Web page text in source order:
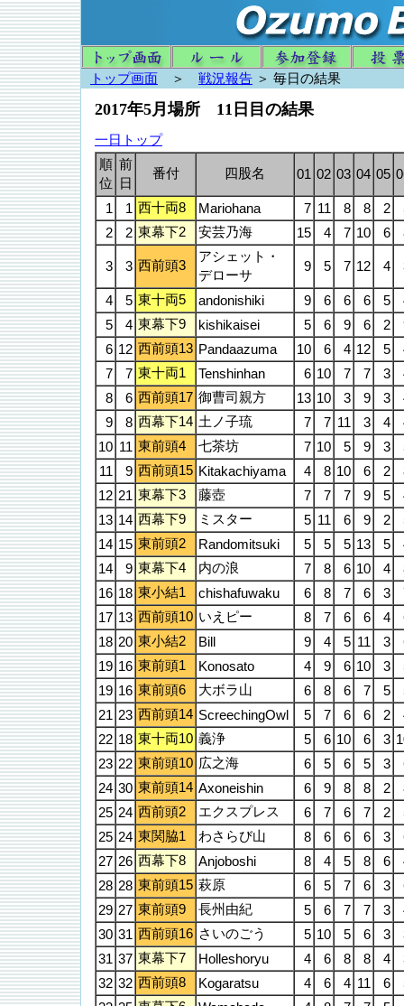
トップ画面 ＞ 戦況報告 ＞ 毎日の結果
2017年5月場所 11日目の結果
一日トップ
順
位
前
日
番付 四股名 01 02 03 04 05
1 1 西十両8 Mariohana 7 11 8 8 2
2
2 東幕下2 安芸乃海 15 4 7 10 6
3 3 西前頭3
アシェット・
デローサ
9 5 7 12 4
4 5 東十両5 andonishiki 9 6 6 6 5
5
4 東幕下9 kishikaisei 5 6 9 6 2
6 12 西前頭13 Pandaazuma 10 6 4 12 5
7
7 東十両1 Tenshinhan 6 10 7 7 3
8
6 西前頭17 御曹司親方 13 10 3 9 3
9
8 西幕下14 土ノ子琉 7 7 11 3 4
10 11 東前頭4 七茶坊 7 10 5 9 3
11
9 西前頭15 Kitakachiyama 4 8 10 6 2
12 21 東幕下3 藤壺 7 7 7 9 5
13 14 西幕下9 ミスター 5 11 6 9 2
14 15 東前頭2 Randomitsuki 5 5 5 13 5
14
9 東幕下4 内の浪 7 8 6 10 4
16 18 東小結1 chishafuwaku 6 8 7 6 3
17 13 西前頭10 いえピー 8 7 6 6 4
18 20 東小結2 Bill 9 4 5 11 3
19 16 東前頭1 Konosato 4 9 6 10 3
19 16 東前頭6 大ボラ山 6 8 6 7 5
21 23 西前頭14 ScreechingOwl 5 7 6 6 2
22 18 東十両10 義浄 5 6 10 6 3
23 22 東前頭10 広之海 6 5 6 5 3
24 30 東前頭14 Axoneishin 6 9 8 8 2
25 24 西前頭2 エクスプレス 6 7 6 7 2
25 24 東関脇1 わさらび山 8 6 6 6 3
27 26 西幕下8 Anjoboshi 8 4 5 8 6
28 28 東前頭15 萩原 6 5 7 6 3
29 27 東前頭9 長州由紀 5 6 7 7 3
30 31 西前頭16 さいのごう 5 10 5 6 3
31 37 東幕下7 Holleshoryu 4 6 8 8 4
32 32 西前頭8 Kogaratsu 4 6 4 11 6